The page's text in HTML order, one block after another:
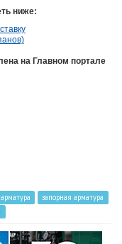
ниже:
на Главном портале
запорная арматура